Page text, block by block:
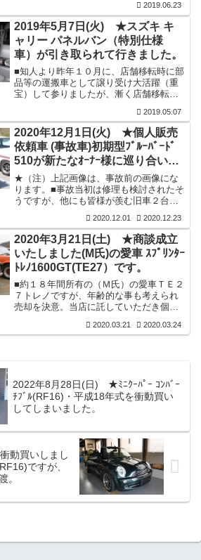
される事が決まりましたと（Ｙ氏）より
ご連絡をいただきました。■実は（Ｙ
氏）、（下記画像参照）セリカＬＢ２０
００ＧＴ購入の軍資金にこのフェアレデ
ィＺ３１を売却決断されました。セリカ
も当店紹介の（Ｔ氏）所有の愛車です。
そして、このセリカが売却になると、そ
の軍資金で当店在庫保管車を購入される
事が決まっていますが、何か不思議なご
2019.06.23
2019年5月7日(火) ★スズキ キ
ャリー パネルバン（特別仕様
車）が引き取られて行きました。
■知人より昨年１０月に、店舗移転時に部
品等の運搬車として譲り受け大活躍（重
宝）して参りましたが、漸く店舗移転も
で販売告知をさせていただきますと、
早々に何かとお世話になっています岡山
県の某ショップ代表の（Ｆ様）よりご連
絡をいただき商談成立。そして本日ご来
店いただき引き取られて行きました。
2019.05.07
2020年12月1日(火) ★個人販売
依頼車 (事故車)初期型ﾌﾞﾙｰﾊﾞｰﾄﾞ
510が新たなｵｰﾅｰ様に巡り合い引
き取られて行きました。
★（注）上記画像は、事故前の画像にな
ります。■事故当初は修理も検討されたそ
うですが、他にも皆様が羨む旧車２台を
にも費用がかさむ事から修理を諦め、こ
の現状状態で売却を決断されておられま
す。■この度のプライスダウンの理由です
が、オーナー様の会社倉庫にこの事故状
態のまま保管されておられ、出勤時には
絶えず目に入るそうです。そしてこの状
態を見るにつけ胸を痛められておられま
す。オーナー様の希望はこの車を生かし
ていただける方に売却を希望されていま
2020.12.01 2020.12.23
2020年3月21日(土) ★商談成立
いたしました(M氏)の愛車 ｽﾌﾟﾘﾝﾀｰ
ﾄﾚﾉ1600GT(TE27）です。
■約１８年間所有の（Ｍ氏）の愛車ＴＥ２
７トレノですが、年齢的な事も考えられ
売却を決意。当店に託していただき個人
た所、知人（Ｉ氏）よりご連絡をいただ
程前にセリカＬＢ２０００ＧＴ売却を最
後に一旦旧車生活に区切りを付けられた
（Ｉ氏）が、まさかもう一度旧車を検討
きもいた...
2020.03.21 2020.03.24
2022年8月28日(日) ★ﾐﾆｸｰﾊﾟｰ ｺﾝﾊﾞｰ
ﾁﾌﾞﾙ(RF16)・平成18年式を衝動買い
してしまいました。
動買いしまし
ですが、
。